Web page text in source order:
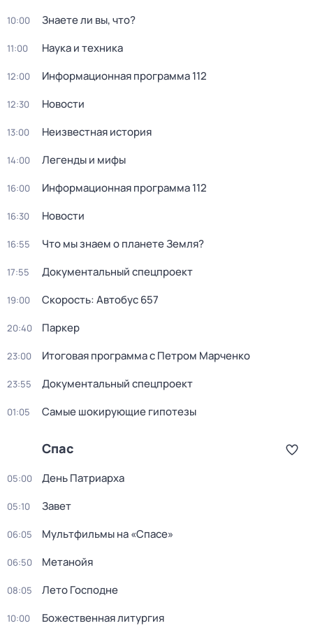
10:00 Знаете ли вы, что?
11:00 Hаука и теxника
12:00 Информационная программа 112
12:30 Новости
13:00 Неизвестная история
14:00 Легенды и мифы
16:00 Информационная программа 112
16:30 Новости
16:55 Что мы знаем о планете Земля?
17:55 Документальный спецпроект
19:00 Скорость: Автобус 657
20:40 Пapкер
23:00 Итоговая программа с Петром Марченко
23:55 Документальный спецпроект
01:05 Самые шoкиpующие гипотезы
Спас
05:00 День Патриарха
05:10 Завет
06:05 Мультфильмы на «Спасе»
06:50 Метанойя
08:05 Лето Господне
10:00 Божественная литургия